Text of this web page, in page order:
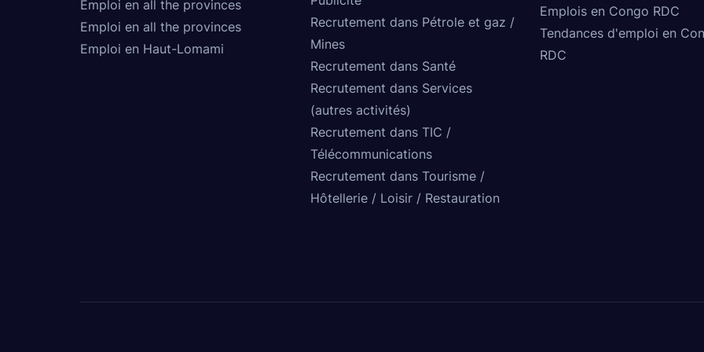
Emploi en all the provinces
Emploi en all the provinces
Emploi en Haut-Lomami
Recrutement dans Pétrole et gaz /
Mines
Recrutement dans Santé
Recrutement dans Services
(autres activités)
Recrutement dans TIC /
Télécommunications
Recrutement dans Tourisme /
Hôtellerie / Loisir / Restauration
Emplois en Congo RDC
Tendances d'emploi en
RDC